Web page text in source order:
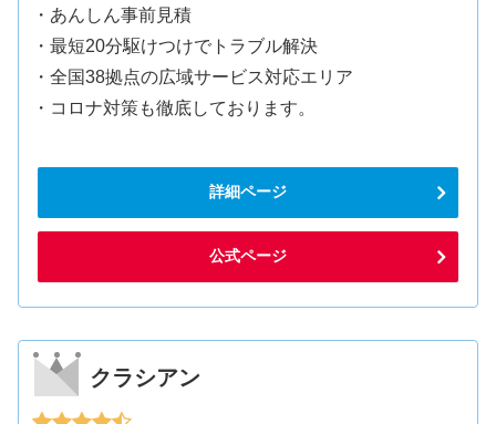
・あんしん事前見積
・最短20分駆けつけでトラブル解決
・全国38拠点の広域サービス対応エリア
・コロナ対策も徹底しております。
詳細ページ
公式ページ
クラシアン